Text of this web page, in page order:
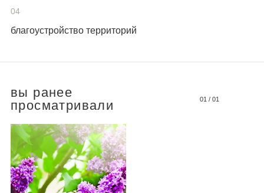
04
благоустройство территорий
вы ранее
просматривали
01 / 01